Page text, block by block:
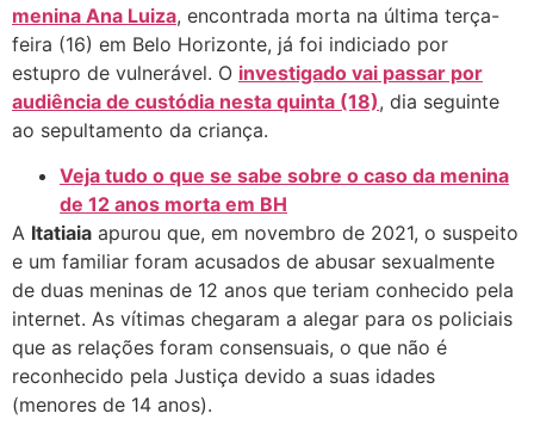
menina Ana Luiza, encontrada morta na última terça-
feira (16) em Belo Horizonte, já foi indiciado por
estupro de vulnerável. O investigado vai passar por
audiência de custódia nesta quinta (18), dia seguinte
ao sepultamento da criança.
Veja tudo o que se sabe sobre o caso da menina
de 12 anos morta em BH
A Itatiaia apurou que, em novembro de 2021, o suspeito
e um familiar foram acusados de abusar sexualmente
de duas meninas de 12 anos que teriam conhecido pela
internet. As vítimas chegaram a alegar para os policiais
que as relações foram consensuais, o que não é
reconhecido pela Justiça devido a suas idades
(menores de 14 anos).